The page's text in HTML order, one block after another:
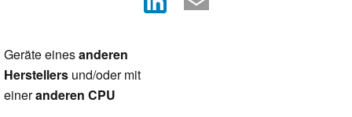
Geräte einesanderen
Herstellers und/oder mit
eineranderen CPU